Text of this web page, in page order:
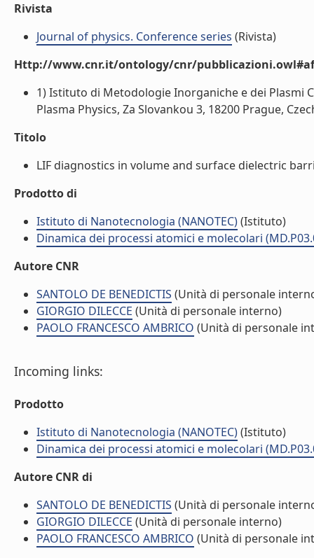
Rivista
Journal of physics. Conference series (Rivista)
Http://www.cnr.it/ontology/cnr/
1) Istituto di Metodologie Inorganiche e dei Plasmi
Plasma Physics, Za Slovankou 3, 18200 Prague,
Titolo
LIF diagnostics in volume and surface dielectric
Prodotto di
Istituto di Nanotecnologia (NANOTEC)(Istituto)
Dinamica dei processi atomici e molecolari
Autore CNR
SANTOLO DE BENEDICTIS (Unità di personale
GIORGIO DILECCE (Unità di personale interno)
PAOLO FRANCESCO AMBRICO (Unità di personale
Incoming links:
Prodotto
Istituto di Nanotecnologia (NANOTEC)(Istituto)
Dinamica dei processi atomici e molecolari
Autore CNR di
SANTOLO DE BENEDICTIS (Unità di personale
GIORGIO DILECCE (Unità di personale interno)
PAOLO FRANCESCO AMBRICO (Unità di personale